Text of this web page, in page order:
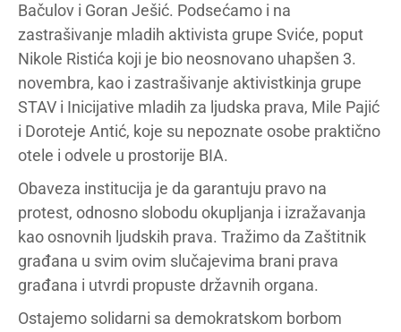
Bačulov i Goran Ješić. Podsećamo i na
zastrašivanje mladih aktivista grupe Sviće, poput
Nikole Ristića koji je bio neosnovano uhapšen 3.
novembra, kao i zastrašivanje aktivistkinja grupe
STAV i Inicijative mladih za ljudska prava, Mile Pajić
i Doroteje Antić, koje su nepoznate osobe praktično
otele i odvele u prostorije BIA.
Obaveza institucija je da garantuju pravo na
protest, odnosno slobodu okupljanja i izražavanja
kao osnovnih ljudskih prava. Tražimo da Zaštitnik
građana u svim ovim slučajevima brani prava
građana i utvrdi propuste državnih organa.
Ostajemo solidarni sa demokratskom borbom